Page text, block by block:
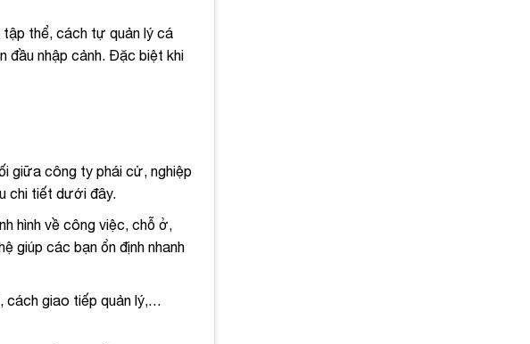
tập thể, cách tự quản lý cá
đầu nhập cảnh. Đặc biệt khi
giữa công ty phái cử, nghiệp
chi tiết dưới đây.
hình về công việc, chỗ ở,
giúp các bạn ổn định nhanh
cách giao tiếp quản lý,…